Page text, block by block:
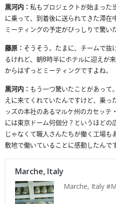
黒河内：私もプロジェクトが始まった
に乗って、到着後に送られてきた滞在
ミーティングの予定がびっしりで驚い
藤原： そうそう。たまに、チームで
るけれど、朝8時半にホテルに迎えが来
からはずっとミーティングですよね。
黒河内： もう一つ驚いたことがあっ
えに来てくれていたんですけど、乗っ
ッズの本社のあるマルケ州のカセッテ
には東京ドーム何個分？というほど
じゃなくて職人さんたちが働く工場も
敷地で働いていることに感動したんで